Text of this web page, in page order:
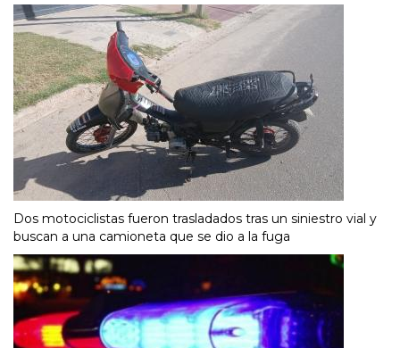
Dos motociclistas fueron trasladados tras un siniestro vial y
buscan a una camioneta que se dio a la fuga